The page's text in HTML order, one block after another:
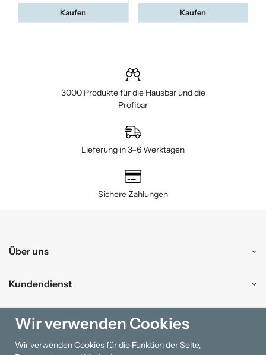
Kaufen Kaufen
3000 Produkte für die Hausbar und die
Profibar
Lieferung in 3–6 Werktagen
Sichere Zahlungen
Über uns
Kundendienst
Einkaufen
Information
Wir verwenden Cookies
Wir verwenden Cookies für die Funktion der Seite,